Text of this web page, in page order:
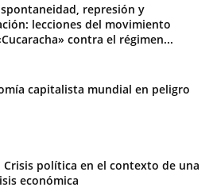
represión y
lecciones del movimiento
contra el régimen...
capitalista mundial en peligro
Crisis política en el contexto de una
económica